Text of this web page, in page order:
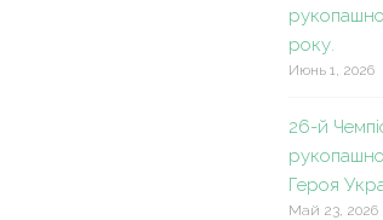
року.
Июнь 1, 2026
26-й
Героя
Май 23, 2026